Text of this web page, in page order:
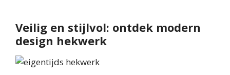
Veilig en stijlvol: ontdek modern
design hekwerk